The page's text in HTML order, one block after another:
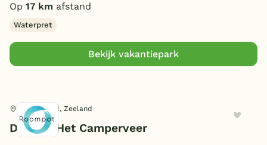
Op 17 km afstand
Waterpret
Bekijk vakantiepark
Kamperland, Zeeland
Domein Het Camperveer